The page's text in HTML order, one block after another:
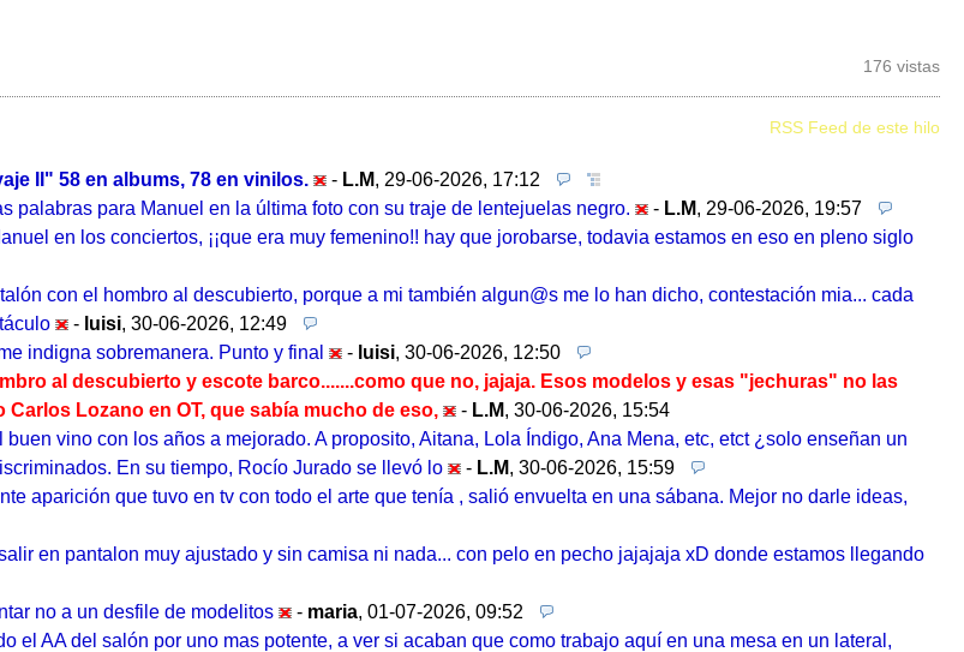
176 vistas
RSS Feed de este hilo
II" 58 en albums, 78 en vinilos. - L.M, 29-06-2026, 17:12
palabras para Manuel en la última foto con su traje de lentejuelas negro.
- L.M, 29-06-2026, 19:57
en los conciertos, ¡¡que era muy femenino!! hay que jorobarse, todavia estamos en eso en pleno siglo
con el hombro al descubierto, porque a mi también algun@s me lo han dicho, contestación mia... cada
- luisi, 30-06-2026, 12:49
indigna sobremanera. Punto y final
- luisi, 30-06-2026, 12:50
al descubierto y escote barco.......como que no, jajaja. Esos modelos y esas "jechuras" no las
Lozano en OT, que sabía mucho de eso,
- L.M, 30-06-2026, 15:54
vino con los años a mejorado. A proposito, Aitana, Lola Índigo, Ana Mena, etc, etct ¿solo enseñan un
En su tiempo, Rocío Jurado se llevó lo
- L.M, 30-06-2026, 15:59
aparición que tuvo en tv con todo el arte que tenía , salió envuelta en una sábana. Mejor no darle ideas,
en pantalon muy ajustado y sin camisa ni nada... con pelo en pecho jajajaja xD donde estamos llegando
no a un desfile de modelitos
- maria, 01-07-2026, 09:52
el AA del salón por uno mas potente, a ver si acaban que como trabajo aquí en una mesa en un lateral,